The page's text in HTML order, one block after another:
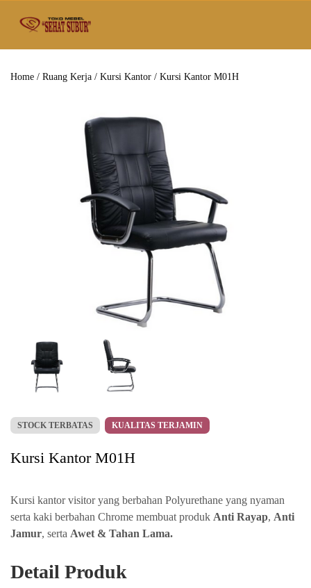
Home / Ruang Kerja / Kursi Kantor / Kursi Kantor M01H
STOCK TERBATAS KUALITAS TERJAMIN
Kursi Kantor M01H
Kursi kantor visitor yang berbahan Polyurethane yang nyaman
serta kaki berbahan Chrome membuat produk Anti Rayap, Anti
Jamur, serta Awet & Tahan Lama.
Detail Produk